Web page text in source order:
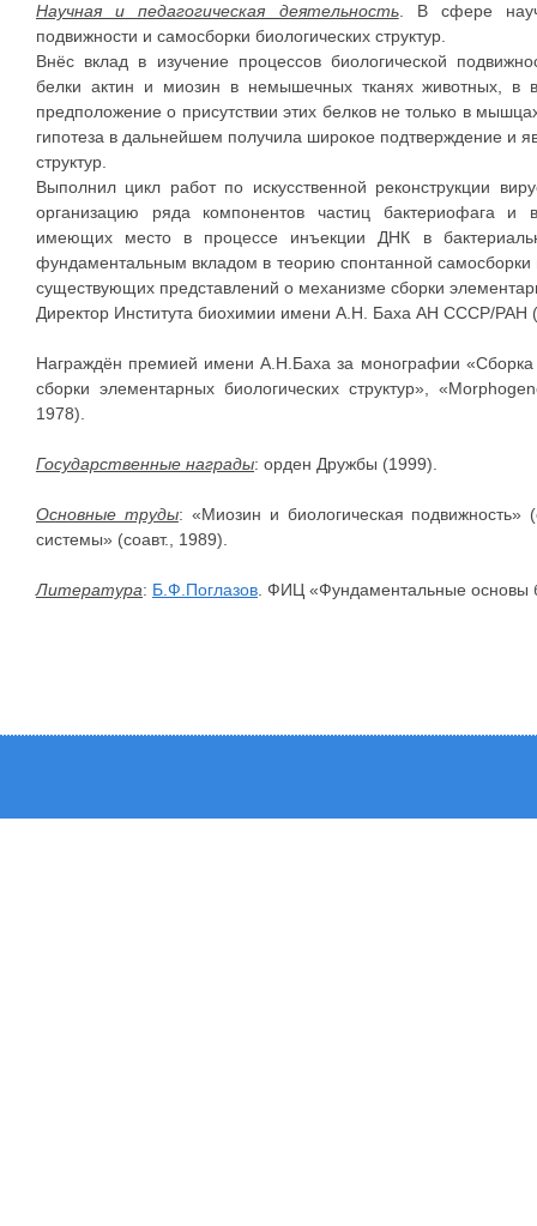
Научная и педагогическая деятельность. В сфере
подвижности и самосборки биологических структур.
Внёс вклад в изучение процессов биологической
белки актин и миозин в немышечных тканях животных, в
предположение о присутствии этих белков не только в
гипотеза в дальнейшем получила широкое подтверждение и
структур.
Выполнил цикл работ по искусственной реконструкции
организацию ряда компонентов частиц бактериофага и
имеющих место в процессе инъекции ДНК в
фундаментальным вкладом в теорию спонтанной самосборки
существующих представлений о механизме сборки
Директор Института биохимии имени А.Н. Баха АН СССР/РАН
Награждён премией имени А.Н.Баха за монографии «Сборка
сборки элементарных биологических структур»,
1978).
Государственные награды: орден Дружбы (1999).
Основные труды: «Миозин и биологическая
системы» (соавт., 1989).
Литература: Б.Ф.Поглазов . ФИЦ «Фундаментальные основы